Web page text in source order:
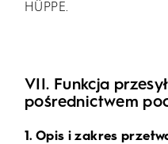
HÜPPE.
VII. Funkcja
pośrednictwem
1. Opis i zakres